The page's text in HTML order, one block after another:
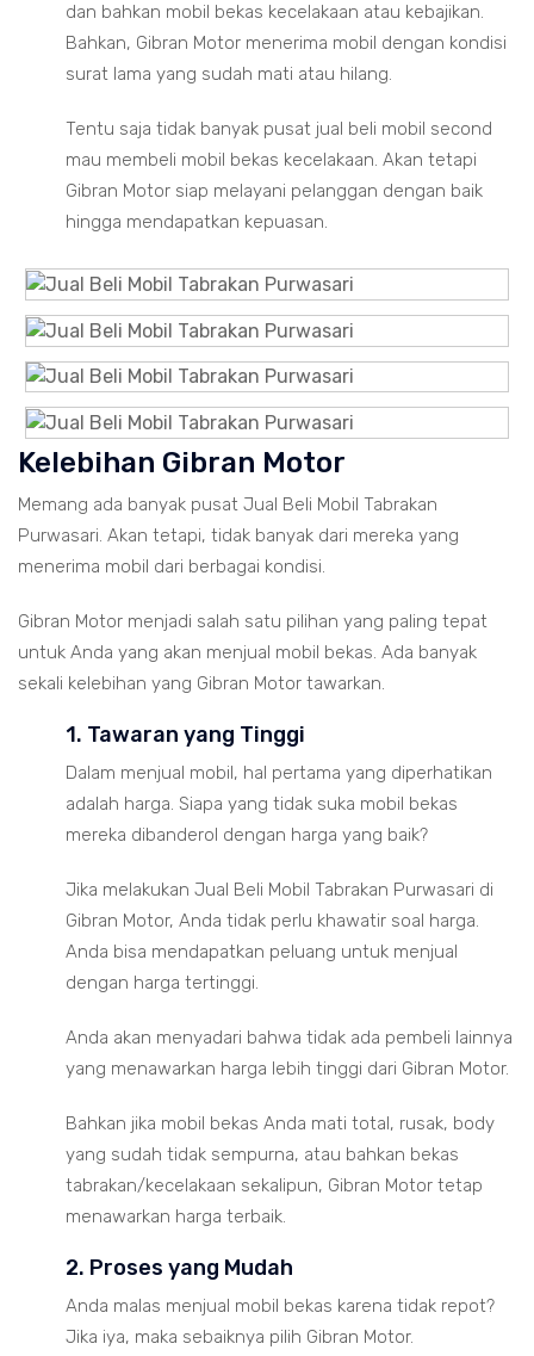
dan bahkan mobil bekas kecelakaan atau kebajikan.
Bahkan, Gibran Motor menerima mobil dengan kondisi
surat lama yang sudah mati atau hilang.
Tentu saja tidak banyak pusat jual beli mobil second
mau membeli mobil bekas kecelakaan. Akan tetapi
Gibran Motor siap melayani pelanggan dengan baik
hingga mendapatkan kepuasan.
Kelebihan Gibran Motor
Memang ada banyak pusat Jual Beli Mobil Tabrakan
Purwasari. Akan tetapi, tidak banyak dari mereka yang
menerima mobil dari berbagai kondisi.
Gibran Motor menjadi salah satu pilihan yang paling tepat
untuk Anda yang akan menjual mobil bekas. Ada banyak
sekali kelebihan yang Gibran Motor tawarkan.
1. Tawaran yang Tinggi
Dalam menjual mobil, hal pertama yang diperhatikan
adalah harga. Siapa yang tidak suka mobil bekas
mereka dibanderol dengan harga yang baik?
Jika melakukan Jual Beli Mobil Tabrakan Purwasari di
Gibran Motor, Anda tidak perlu khawatir soal harga.
Anda bisa mendapatkan peluang untuk menjual
dengan harga tertinggi.
Anda akan menyadari bahwa tidak ada pembeli lainnya
yang menawarkan harga lebih tinggi dari Gibran Motor.
Bahkan jika mobil bekas Anda mati total, rusak, body
yang sudah tidak sempurna, atau bahkan bekas
tabrakan/kecelakaan sekalipun, Gibran Motor tetap
menawarkan harga terbaik.
2. Proses yang Mudah
Anda malas menjual mobil bekas karena tidak repot?
Jika iya, maka sebaiknya pilih Gibran Motor.